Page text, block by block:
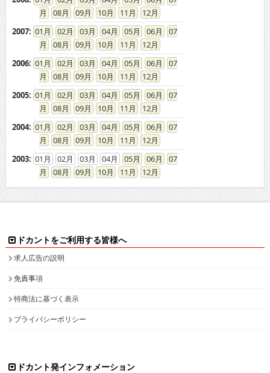
08
09 10 11
12
2007: 01 02 03 04 05 06
07
08
09 10 11
12
2006: 01 02 03 04 05 06
07
08
09 10 11
12
2005: 01 02 03 04 05 06
07
08
09 10 11
12
2004: 01 02 03 04 05 06
07
08
09 10 11
12
2003: 01 02 03 04 05 06
07
08
09 10 11 12
ドカントをご利用する皆様へ
求人広告の説明
免責事項
特商法に基づく表示
プライバシーポリシー
ドカント発インフォメーション